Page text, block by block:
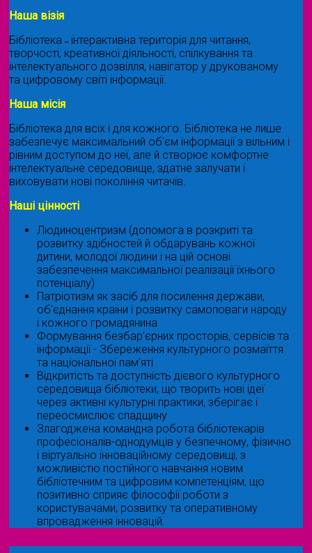
Наша візія
Бібліотека ˗ інтерактивна територія для читання,
творчості, креативної діяльності, спілкування та
інтелектуального дозвілля, навігатор у друкованому
та цифровому світі інформації.
Наша місія
Бібліотека для всіх і для кожного. Бібліотека не лише
забезпечує максимальний об'єм інформації з вільним і
рівним доступом до неї, але й створює комфортне
інтелектуальне середовище, здатне залучати і
виховувати нові покоління читачів.
Наші цінності
Людиноцентризм (допомога в розкриті та
розвитку здібностей й обдарувань кожної
дитини, молодої людини і на цій основі
забезпечення максимальної реалізації їхнього
потенціалу)
Патріотизм як засіб для посилення держави,
об'єднання країни і розвитку самоповаги народу
і кожного громадянина
Формування безбар’єрних просторів, сервісів та
інформації - Збереження культурного розмаїття
та національної пам’яті
Відкритість та доступність дієвого культурного
середовища бібліотеки, що творить нові ідеї
через активні культурні практики, зберігає і
переосмислює спадщину
Злагоджена командна робота бібліотекарів
професіоналів-однодумців у безпечному, фізично
і віртуально інноваційному середовищі, з
можливістю постійного навчання новим
бібліотечним та цифровим компетенціям, що
позитивно сприяє філософії роботи з
користувачами, розвитку та оперативному
впровадження інновацій.